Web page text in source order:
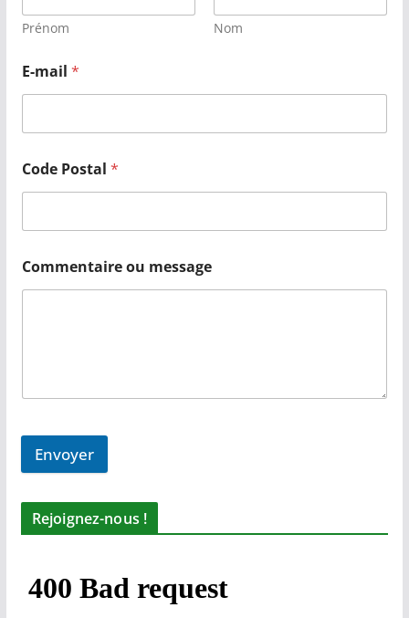
Prénom Nom
E-mail *
Code Postal *
Commentaire ou message
Envoyer
Rejoignez-nous !